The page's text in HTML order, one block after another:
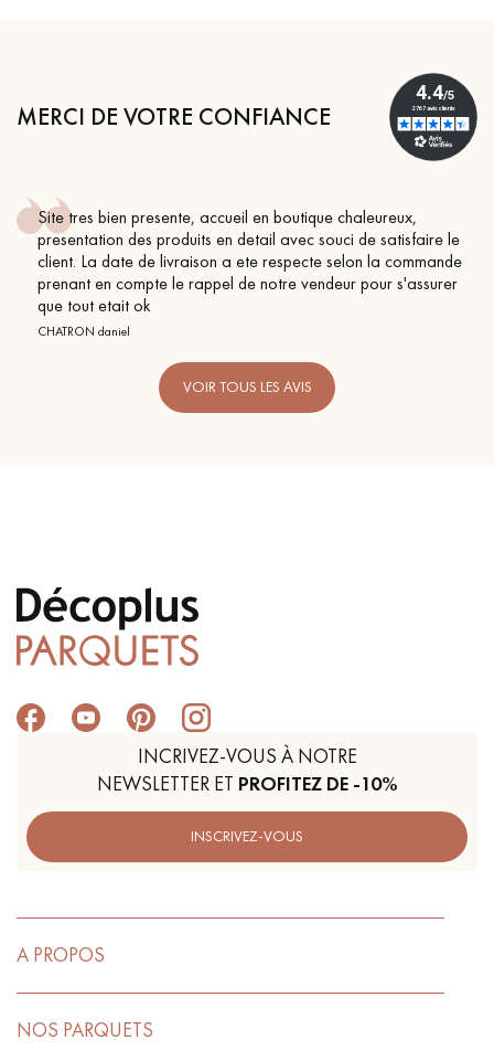
MERCI DE VOTRE CONFIANCE
Site tres bien presente, accueil en boutique chaleureux,
presentation des produits en detail avec souci de satisfaire le
client. La date de livraison a ete respecte selon la commande
prenant en compte le rappel de notre vendeur pour s'assurer
que tout etait ok
CHATRON daniel
VOIR TOUS LES AVIS
INCRIVEZ-VOUS À NOTRE
NEWSLETTER ET PROFITEZ DE -10%
INSCRIVEZ-VOUS
A PROPOS
NOS PARQUETS